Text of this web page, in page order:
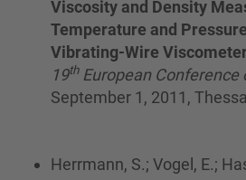
Viscosity and Density
Temperature and
Vibrating-Wire
19thEuropean Conference
September 1, 2011,
Herrmann, S.; Vogel, E.;